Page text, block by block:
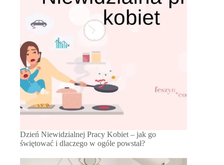
Dzień Niewidzialnej Pracy Kobiet – jak go
świętować i dlaczego w ogóle powstał?